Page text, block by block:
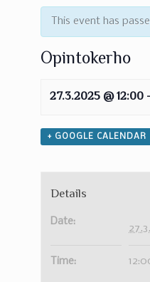
This event has
Opintokerho
27.3.2025 @ 12:00-
+ GOOGLE CALENDAR
Details
Date:
Time: